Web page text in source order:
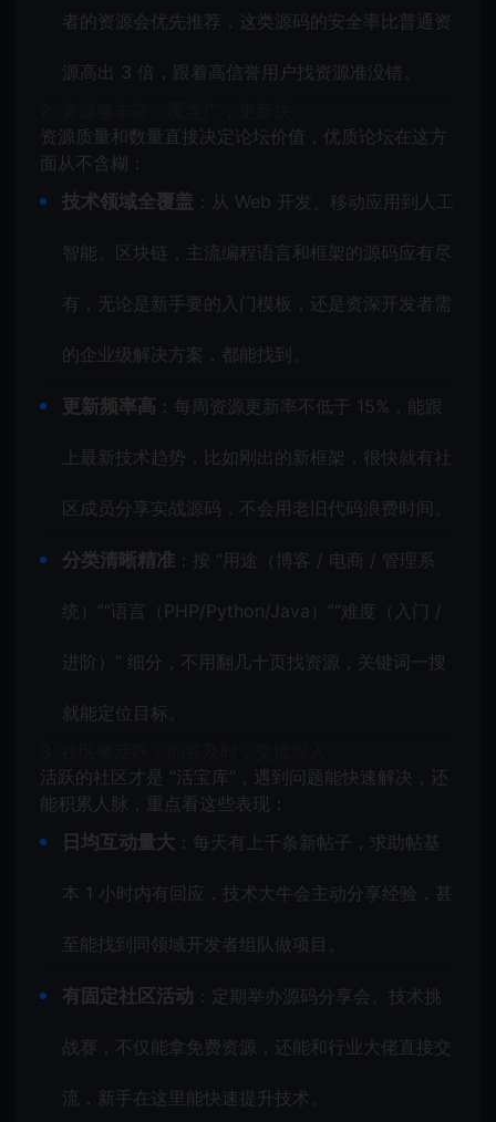
者的资源会优先推荐，这类源码的安全率比普通资
源高出 3 倍，跟着高信誉用户找资源准没错。
资源质量和数量直接决定论坛价值，优质论坛在这方
面从不含糊：
技术领域全覆盖 ：从 Web 开发、移动应用到人工
智能、区块链，主流编程语言和框架的源码应有尽
有，无论是新手要的入门模板，还是资深开发者需
的企业级解决方案，都能找到。
更新频率高 ：每周资源更新率不低于 15%，能跟
上最新技术趋势，比如刚出的新框架，很快就有社
区成员分享实战源码，不会用老旧代码浪费时间。
分类清晰精准 ：按 “用途（博客 / 电商 / 管理系
统）”“语言（PHP/Python/Java）”“难度（入门 /
进阶）” 细分，不用翻几十页找资源，关键词一搜
就能定位目标。
活跃的社区才是 “活宝库”，遇到问题能快速解决，还
能积累人脉，重点看这些表现：
日均互动量大 ：每天有上千条新帖子，求助帖基
本 1 小时内有回应，技术大牛会主动分享经验，甚
至能找到同领域开发者组队做项目。
有固定社区活动 ：定期举办源码分享会、技术挑
战赛，不仅能拿免费资源，还能和行业大佬直接交
流，新手在这里能快速提升技术。